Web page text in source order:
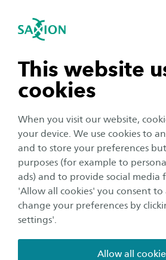
This website
cookies
When you visit our website,
your device. We use cookies to
and to store your preferences
purposes (for example to
ads) and to provide social media
'Allow all cookies' you consent to
change your preferences by
settings'.
Allow all
Open navigation
subnavigation
subnavigation
subnavigation
subnavigation
navigation
Учете в
Saxion University
Sciences